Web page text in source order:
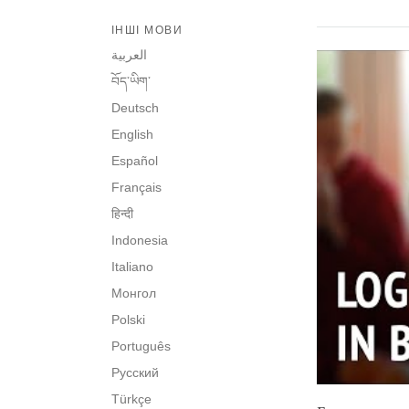
ІНШІ МОВИ
العربية
བོད་ཡིག་
Deutsch
English
Español
Français
हिन्दी
Indonesia
Italiano
Монгол
Polski
Português
Русский
Türkçe